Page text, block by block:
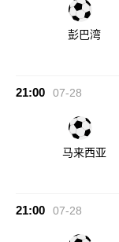
彭巴湾
21:00 07-28
马来西亚
21:00 07-28